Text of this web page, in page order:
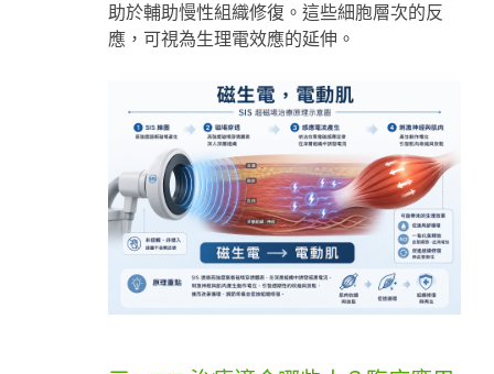
助於輔助慢性組織修復。這些細胞層次的反
應，可視為生理電效應的延伸。